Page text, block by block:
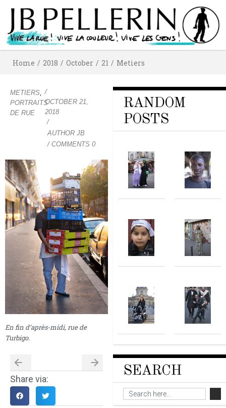
Home / 2018 / October / 21 / Metiers
METIERS
PORTRAITS
DE RUE
/
OCTOBER 21,
2018
/
AUTHOR JB
/ COMMENTS 0
En fin d’après-midi, rue de
Turbigo.
Share via:
RANDOM
POSTS
SEARCH